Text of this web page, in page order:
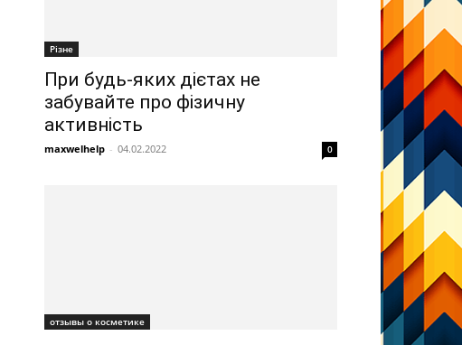
Різне
При будь-яких дієтах не
забувайте про фізичну
активність
maxwelhelp - 04.02.2022 0
отзывы о косметике